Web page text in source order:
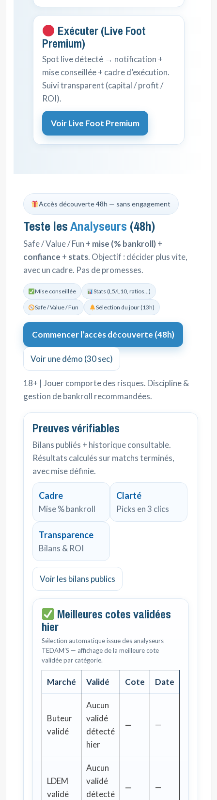
Exécuter (Live Foot
Premium)
Spot live détecté → notification +
mise conseillée + cadre d’exécution.
Suivi transparent (capital / profit /
ROI).
Voir Live Foot Premium
Accès découverte 48h — sans engagement
Teste lesAnalyseurs (48h)
Safe / Value / Fun + mise (% bankroll)+
confiance + stats. Objectif : décider plus vite,
avec un cadre. Pas de promesses.
Mise conseillée Stats (L5/L10, ratios…)
Safe / Value / Fun Sélection du jour (13h)
Commencer l’accès découverte (48h)
Voir une démo (30 sec)
18+ | Jouer comporte des risques. Discipline &
gestion de bankroll recommandées.
Preuves vérifiables
Bilans publiés + historique consultable.
Résultats calculés sur matchs terminés,
avec mise définie.
Cadre
Mise % bankroll
Clarté
Picks en 3 clics
Transparence
Bilans & ROI
Voir les bilans publics
Meilleures cotes validées
hier
Sélection automatique issue des analyseurs
TEDAM’S — affichage de la meilleure cote
validée par catégorie.
Marché Validé Cote Date
Buteur
validé
Aucun
validé
détecté
hier
— —
LDEM
validé
Aucun
validé
détecté
— —